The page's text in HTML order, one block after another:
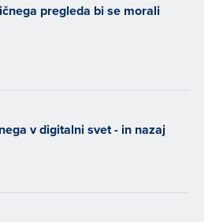
pregleda bi se morali
v digitalni svet - in nazaj